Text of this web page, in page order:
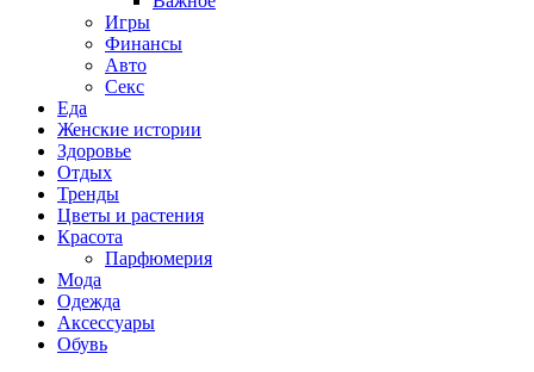
Игры
Финансы
Авто
Секс
Еда
Женские истории
Здоровье
Отдых
Тренды
Цветы и растения
Красота
Парфюмерия
Мода
Одежда
Аксессуары
Обувь